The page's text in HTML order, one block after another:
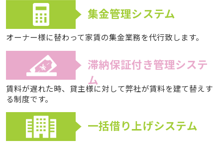
集金管理システム
オーナー様に替わって家賃の集金業務を代行致します。
滞納保証付き管理システ
ム
賃料が遅れた時、貸主様に対して弊社が賃料を建て替えす
る制度です。
一括借り上げシステム